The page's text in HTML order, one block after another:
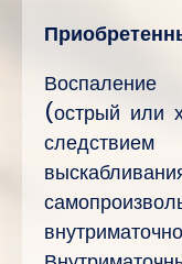
(острый или